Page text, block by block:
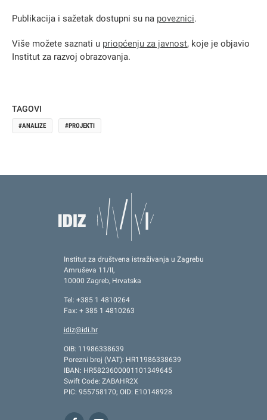
Publikacija i sažetak dostupni su na poveznici.
Više možete saznati u priopćenju za javnost, koje je objavio
Institut za razvoj obrazovanja.
TAGOVI
ANALIZE PROJEKTI
Institut za društvena istraživanja u Zagrebu
Amruševa 11/II,
10000 Zagreb, Hrvatska
Tel: +385 1 4810264
Fax: + 385 1 4810263
idiz@idi.hr
OIB: 11986338639
Porezni broj (VAT): HR11986338639
IBAN: HR5823600001101349645
Swift Code: ZABAHR2X
PIC: 955758170; OID: E10148928